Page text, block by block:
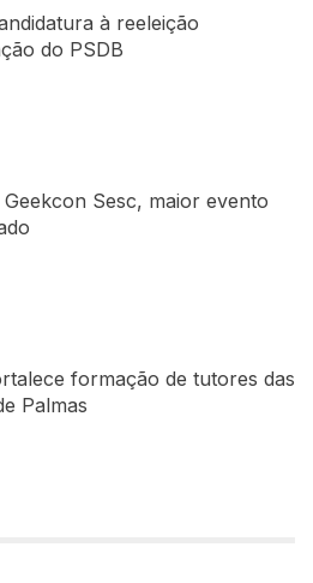
à reeleição
do PSDB
Sesc, maior evento
formação de tutores das
Palmas